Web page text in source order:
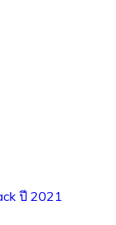
ปี 2021